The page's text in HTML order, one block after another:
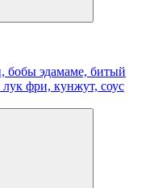
бобы эдамаме, битый
фри, кунжут, соус